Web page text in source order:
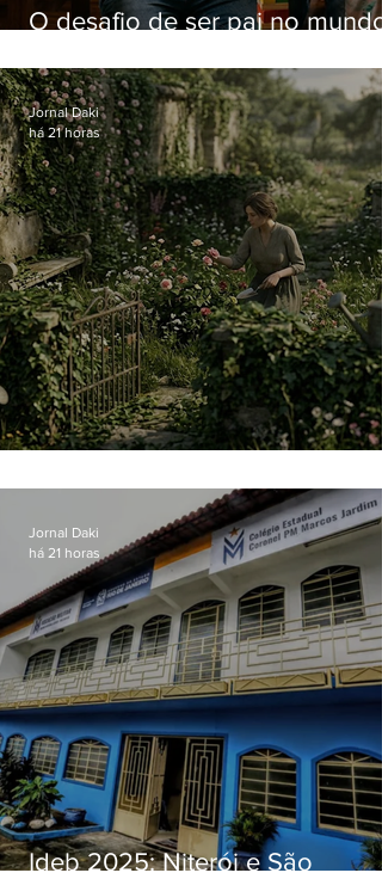
O desafio de ser pai no mundo
Jornal Daki
há 21 horas
Ideb 2025: Niterói e São
Jornal Daki
há 21 horas